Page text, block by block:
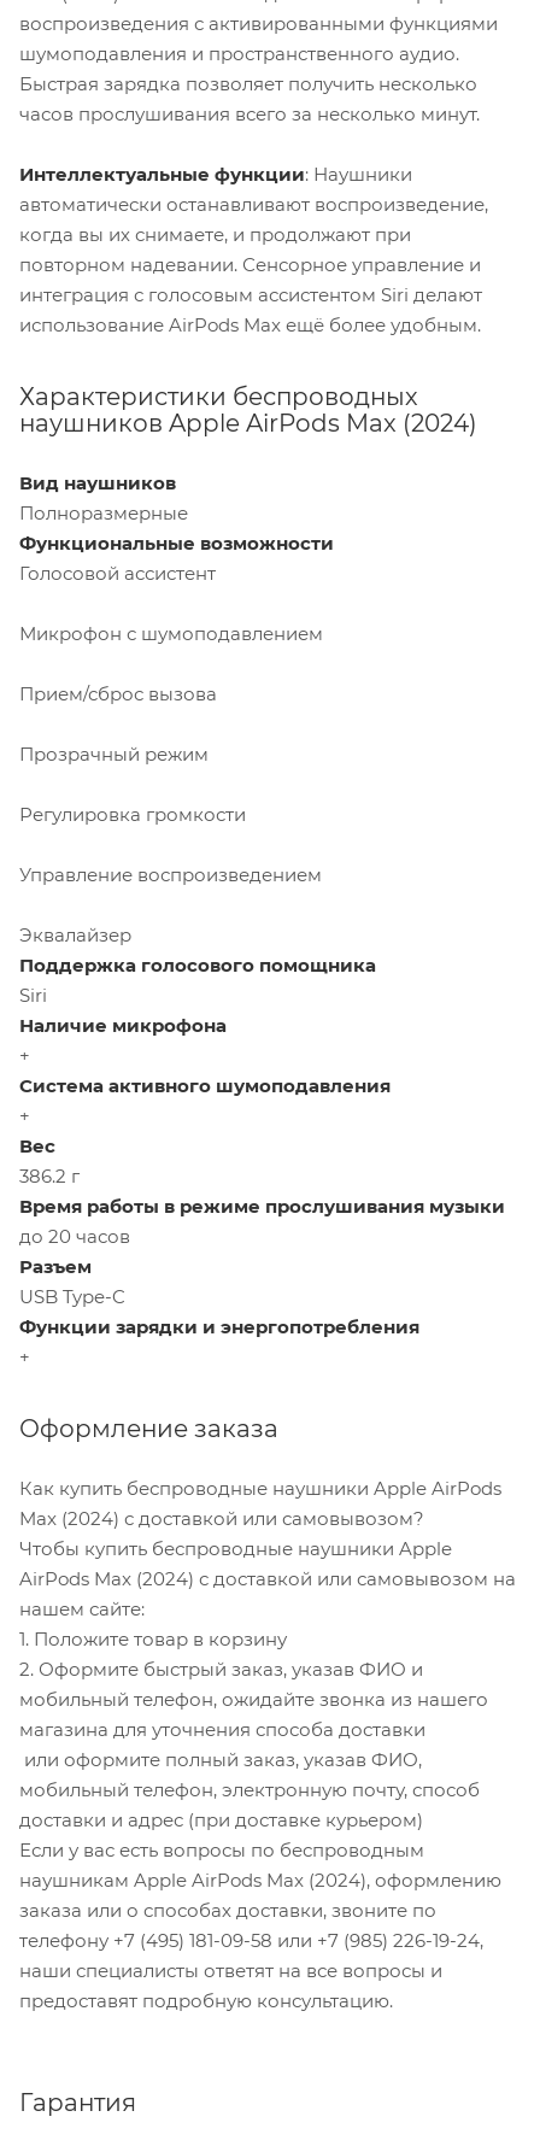
воспроизведения с активированными функциями
шумоподавления и пространственного аудио.
Быстрая зарядка позволяет получить несколько
часов прослушивания всего за несколько минут.
Интеллектуальные функции: Наушники
автоматически останавливают воспроизведение,
когда вы их снимаете, и продолжают при
повторном надевании. Сенсорное управление и
интеграция с голосовым ассистентом Siri делают
использование AirPods Max ещё более удобным.
Характеристики беспроводных
наушников Apple AirPods Max (2024)
Вид наушников
Полноразмерные
Функциональные возможности
Голосовой ассистент
Микрофон с шумоподавлением
Прием/сброс вызова
Прозрачный режим
Регулировка громкости
Управление воспроизведением
Эквалайзер
Поддержка голосового помощника
Siri
Наличие микрофона
+
Система активного шумоподавления
+
Вес
386.2 г
Время работы в режиме прослушивания музыки
до 20 часов
Разъем
USB Type-C
Функции зарядки и энергопотребления
+
Оформление заказа
Как купить беспроводные наушники Apple AirPods
Max (2024) с доставкой или самовывозом?
Чтобы купить беспроводные наушники Apple
AirPods Max (2024) с доставкой или самовывозом на
нашем сайте:
1. Положите товар в корзину
2. Оформите быстрый заказ, указав ФИО и
мобильный телефон, ожидайте звонка из нашего
магазина для уточнения способа доставки
или оформите полный заказ, указав ФИО,
мобильный телефон, электронную почту, способ
доставки и адрес (при доставке курьером)
Если у вас есть вопросы по беспроводным
наушникам Apple AirPods Max (2024), оформлению
заказа или о способах доставки, звоните по
телефону +7 (495) 181-09-58 или +7 (985) 226-19-24,
наши специалисты ответят на все вопросы и
предоставят подробную консультацию.
Гарантия